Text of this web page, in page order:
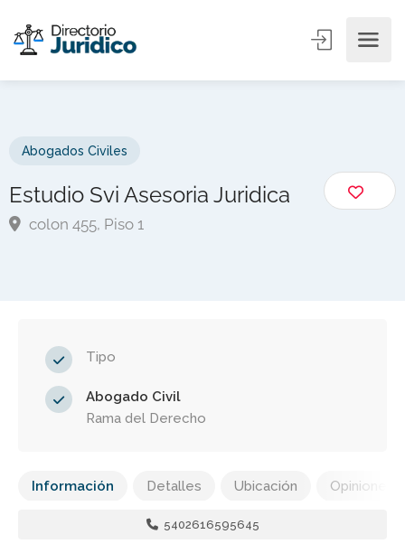
Abogados Civiles
Estudio Svi Asesoria Juridica
colon 455, Piso 1
Tipo
Abogado Civil
Rama del Derecho
Información Detalles Ubicación Opiniones
5402616595645